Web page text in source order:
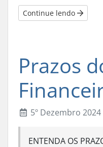
Continue lendo
Prazos
5º Dezembro 2024
ENTENDA OS